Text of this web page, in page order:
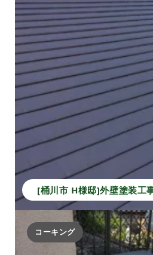
コーキング